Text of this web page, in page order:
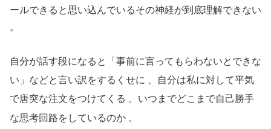
ールできると思い込んでいるその神経が到底理解できない
。
自分が話す段になると「事前に言ってもらわないとできな
い」などと言い訳をするくせに
、自分は私に対して平気
で唐突な注文をつけてくる 。いつまでどこまで自己勝手
な思考回路をしているのか 。